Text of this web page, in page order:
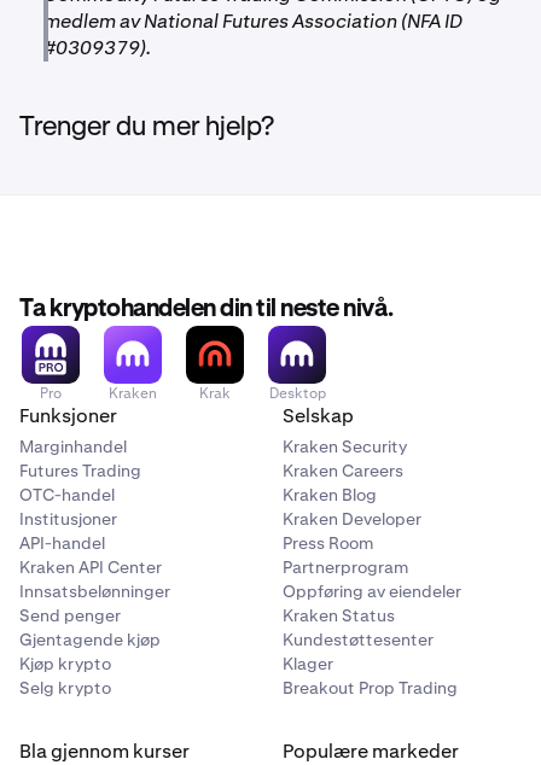
medlem av National Futures Association (NFA ID
#0309379).
Trenger du mer hjelp?
Ta kryptohandelen din til neste nivå.
Pro Kraken Krak Desktop
Funksjoner
Marginhandel
Futures Trading
OTC-handel
Institusjoner
API-handel
Kraken API Center
Innsatsbelønninger
Send penger
Gjentagende kjøp
Kjøp krypto
Selg krypto
Selskap
Kraken Security
Kraken Careers
Kraken Blog
Kraken Developer
Press Room
Partnerprogram
Oppføring av eiendeler
Kraken Status
Kundestøttesenter
Klager
Breakout Prop Trading
Bla gjennom kurser Populære markeder